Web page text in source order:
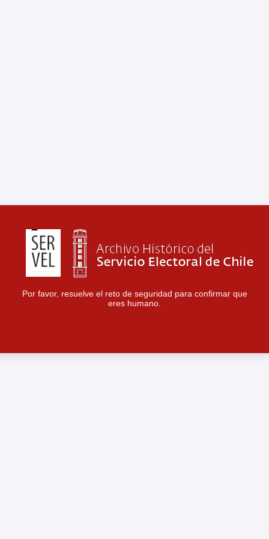
Por favor, resuelve el reto de seguridad para confirmar que
eres humano.